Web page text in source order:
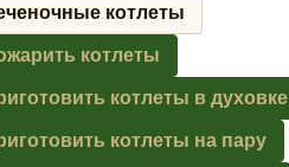
котлеты
котлеты
котлеты в духовке
котлеты на пару